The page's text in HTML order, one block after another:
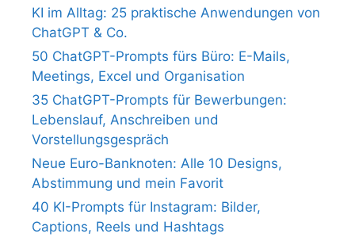
KI im Alltag: 25 praktische Anwendungen von
ChatGPT & Co.
50 ChatGPT-Prompts fürs Büro: E-Mails,
Meetings, Excel und Organisation
35 ChatGPT-Prompts für Bewerbungen:
Lebenslauf, Anschreiben und
Vorstellungsgespräch
Neue Euro-Banknoten: Alle 10 Designs,
Abstimmung und mein Favorit
40 KI-Prompts für Instagram: Bilder,
Captions, Reels und Hashtags